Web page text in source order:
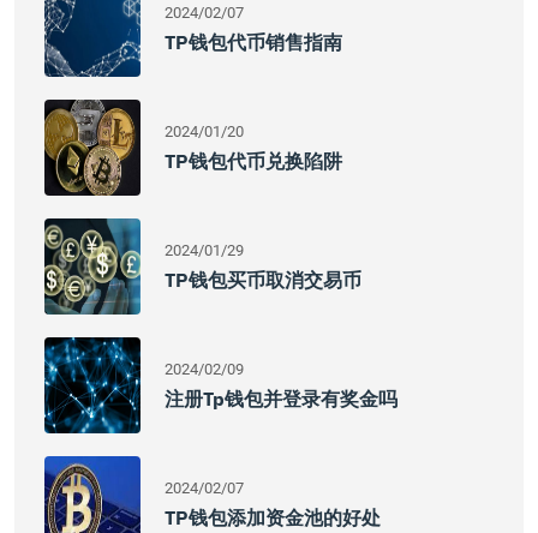
2024/02/07
TP钱包代币销售指南
2024/01/20
TP钱包代币兑换陷阱
2024/01/29
TP钱包买币取消交易币
2024/02/09
注册tp钱包并登录有奖金吗
2024/02/07
TP钱包添加资金池的好处